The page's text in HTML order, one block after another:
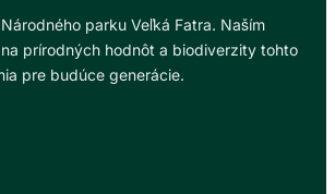
parku Veľká Fatra. Naším
prírodných hodnôt a biodiverzity tohto
pre budúce generácie.